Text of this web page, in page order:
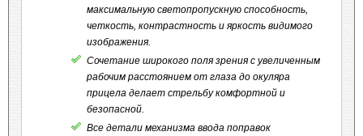
максимальную светопропускную способность,
четкость, контрастность и яркость видимого
изображения.
Сочетание широкого поля зрения с увеличенным
рабочим расстоянием от глаза до окуляра
прицела делает стрельбу комфортной и
безопасной.
Все детали механизма ввода поправок